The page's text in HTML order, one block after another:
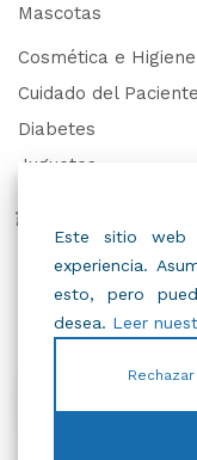
Mascotas
Cosmética e Higiene
Cuidado del Paciente
Diabetes
Juguetes
Trabaja con
Este sitio web
experiencia.
esto, pero
desea. Leer
Rechazar